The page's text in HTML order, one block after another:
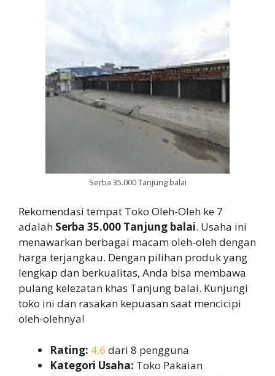
Serba 35.000 Tanjung balai
Rekomendasi tempat Toko Oleh-Oleh ke 7
adalah Serba 35.000 Tanjung balai. Usaha ini
menawarkan berbagai macam oleh-oleh dengan
harga terjangkau. Dengan pilihan produk yang
lengkap dan berkualitas, Anda bisa membawa
pulang kelezatan khas Tanjung balai. Kunjungi
toko ini dan rasakan kepuasan saat mencicipi
oleh-olehnya!
Rating: 4,6 dari 8 pengguna
Kategori Usaha: Toko Pakaian